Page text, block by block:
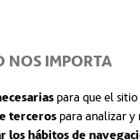
NOS IMPORTA
para que el sitio
tercerospara analizar y
los hábitos de
F (Lituania)
fondos
Desarrollo